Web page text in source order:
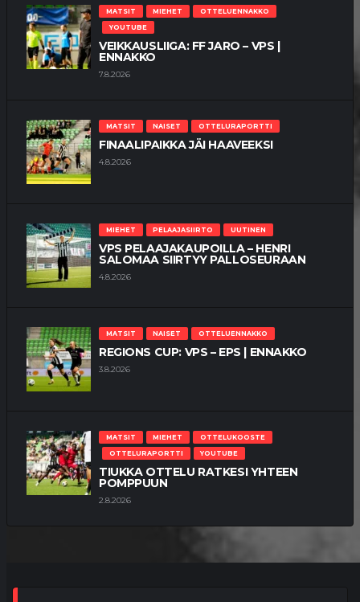
MATSIT MIEHET
OTTELUENNAKKO
YOUTUBE
VEIKKAUSLIIGA: FF JARO – VPS |
ENNAKKO
7.8.2026
MATSIT NAISET OTTELURAPORTTI
FINAALIPAIKKA JÄI HAAVEEKSI
4.8.2026
MIEHET PELAAJASIIRTO UUTINEN
VPS PELAAJAKAUPOILLA – HENRI
SALOMAA SIIRTYY PALLOSEURAAN
4.8.2026
MATSIT NAISET OTTELUENNAKKO
REGIONS CUP: VPS – EPS | ENNAKKO
3.8.2026
MATSIT MIEHET
OTTELUKOOSTE
OTTELURAPORTTI
YOUTUBE
TIUKKA OTTELU RATKESI YHTEEN
POMPPUUN
2.8.2026